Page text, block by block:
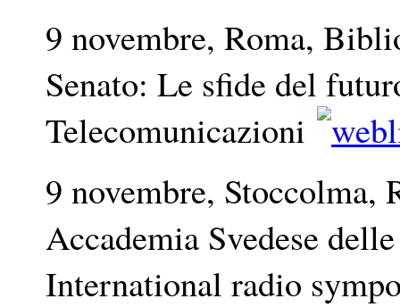
9 novembre, Roma,
Senato: Le sfide del
Telecomunicazioni
9 novembre, Stoccolma,
Accademia Svedese
International radio